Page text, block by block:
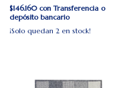
$146.160 con Transferencia o
depósito bancario
¡Solo quedan 2 en stock!